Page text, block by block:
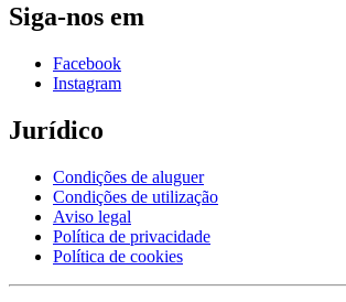
Siga-nos em
Facebook
Instagram
Jurídico
Condições de aluguer
Condições de utilização
Aviso legal
Política de privacidade
Política de cookies